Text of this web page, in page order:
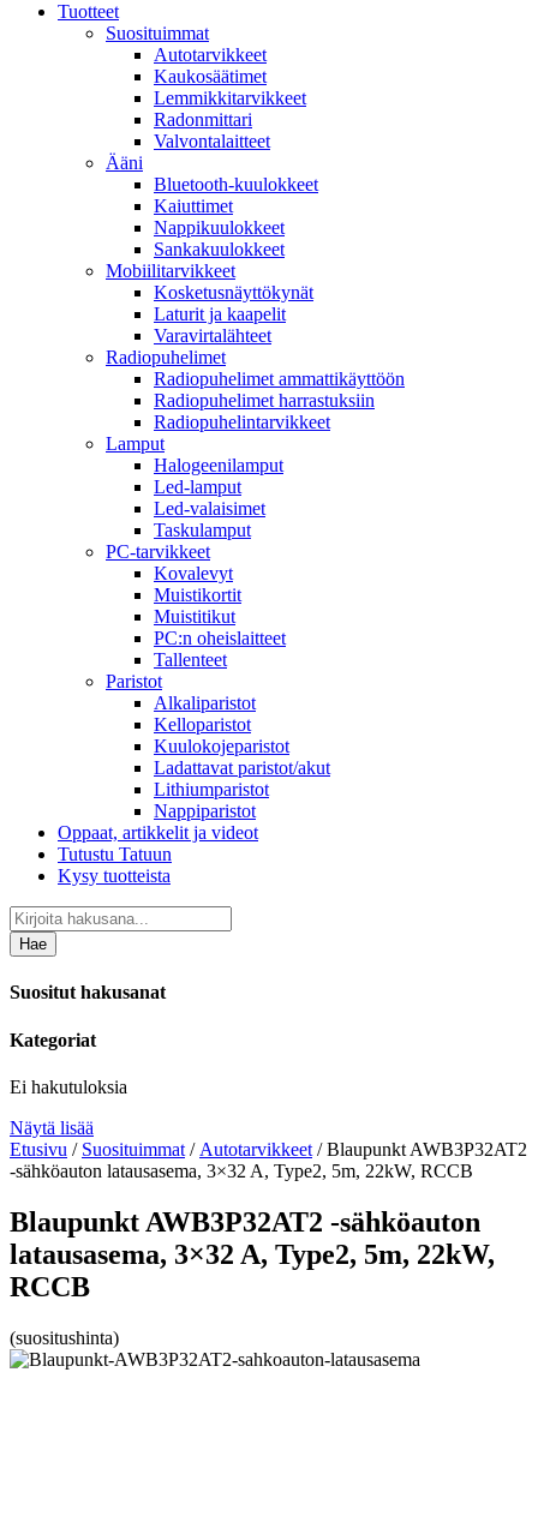
Tuotteet
Suosituimmat
Autotarvikkeet
Kaukosäätimet
Lemmikkitarvikkeet
Radonmittari
Valvontalaitteet
Ääni
Bluetooth-kuulokkeet
Kaiuttimet
Nappikuulokkeet
Sankakuulokkeet
Mobiilitarvikkeet
Kosketusnäyttökynät
Laturit ja kaapelit
Varavirtalähteet
Radiopuhelimet
Radiopuhelimet ammattikäyttöön
Radiopuhelimet harrastuksiin
Radiopuhelintarvikkeet
Lamput
Halogeenilamput
Led-lamput
Led-valaisimet
Taskulamput
PC-tarvikkeet
Kovalevyt
Muistikortit
Muistitikut
PC:n oheislaitteet
Tallenteet
Paristot
Alkaliparistot
Kelloparistot
Kuulokojeparistot
Ladattavat paristot/akut
Lithiumparistot
Nappiparistot
Oppaat, artikkelit ja videot
Tutustu Tatuun
Kysy tuotteista
Hae
Suositut hakusanat
Kategoriat
Ei hakutuloksia
Näytä lisää
Etusivu / Suosituimmat / Autotarvikkeet / Blaupunkt AWB3P32AT2
-sähköauton latausasema, 3×32 A, Type2, 5m, 22kW, RCCB
Blaupunkt AWB3P32AT2 -sähköauton
latausasema, 3×32 A, Type2, 5m, 22kW,
RCCB
(suositushinta)